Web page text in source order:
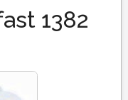
1382